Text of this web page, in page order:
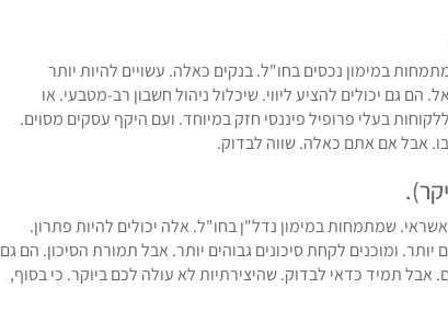
במימון נכסים בחו"ל. בנקים כאלה. עשויים להיות יותר
גם יכולים להציע ליווי. שיכלול ניהול חשבון רב-מטבעי. או
בעלי פרופיל פיננסי חזק במיוחד. ועם היקף עסקים מסוים.
אבל אם אתם כאלה. שווה לבדוק.
שמתמחות במימון נדל"ן בחו"ל. אלה יכולים להיות פתרון.
ומוכנים לקחת סיכונים גבוהים יותר. אבל תמורת הסיכון. הם גם
אבל תמיד כדאי לבדוק. שהיצירתיות לא עולה לכם ביוקר. כי בסוף,